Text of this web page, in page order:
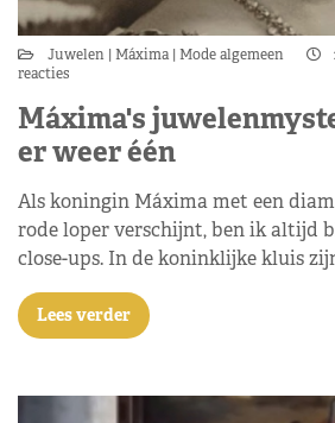
Juwelen Máxima Mode algemeen
reacties
Máxima's
er weer één
Als koningin Máxima met een
rode loper verschijnt, ben ik altijd
close-ups. In de koninklijke kluis
Lees verder